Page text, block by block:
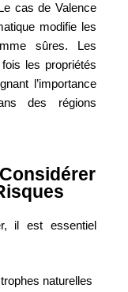
cas de Valence
modifie les
sûres. Les
les propriétés
l’importance
des régions
il est essentiel
naturelles